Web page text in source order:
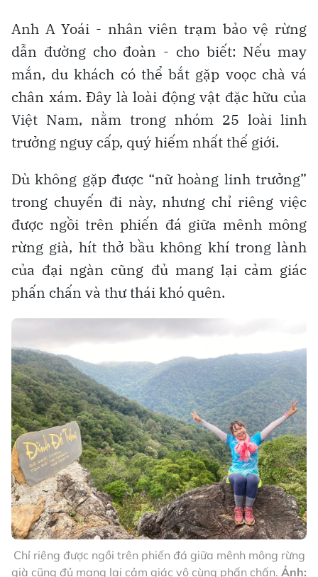
Anh A Yoái - nhân viên trạm bảo vệ rừng
dẫn đường cho đoàn - cho biết: Nếu may
mắn, du khách có thể bắt gặp voọc chà vá
chân xám. Đây là loài động vật đặc hữu của
Việt Nam, nằm trong nhóm 25 loài linh
trưởng nguy cấp, quý hiếm nhất thế giới.
Dù không gặp được “nữ hoàng linh trưởng”
trong chuyến đi này, nhưng chỉ riêng việc
được ngồi trên phiến đá giữa mênh mông
rừng già, hít thở bầu không khí trong lành
của đại ngàn cũng đủ mang lại cảm giác
phấn chấn và thư thái khó quên.
Chỉ riêng được ngồi trên phiến đá giữa mênh mông rừng
già cũng đủ mang lại cảm giác vô cùng phấn chấn. Ảnh: